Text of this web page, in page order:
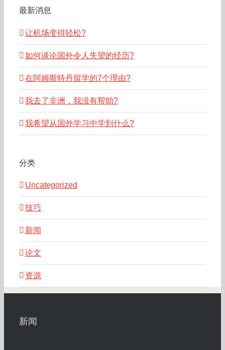
最新消息
让机场变得轻松?
如何谈论国外令人失望的经历?
在阿姆斯特丹留学的7个理由?
我去了非洲，我没有帮助?
我希望从国外学习中学到什么?
分类
Uncategorized
技巧
新闻
论文
资源
新闻